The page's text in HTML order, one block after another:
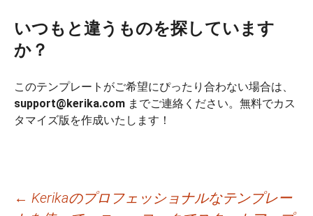
いつもと違うものを探しています
か？
このテンプレートがご希望にぴったり合わない場合は、
support@kerika.com までご連絡ください。無料でカス
タマイズ版を作成いたします！
投← Kerikaのプロフェッショナルなテンプレー